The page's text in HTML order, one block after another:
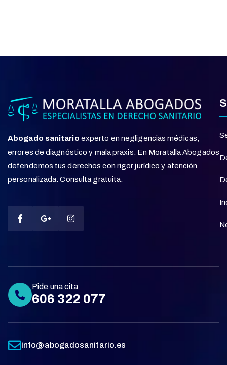
Abogado sanitario experto en negligencias médicas,
errores de diagnóstico y mala praxis. En Moratalla Abogados
defendemos tus derechos con rigor jurídico y atención
personalizada. Consulta gratuita.
Pide una cita
606 322 077
info@abogadosanitario.es